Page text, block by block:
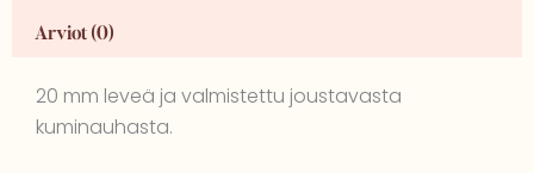
Arviot (0)
20 mm leveä ja valmistettu joustavasta
kuminauhasta.